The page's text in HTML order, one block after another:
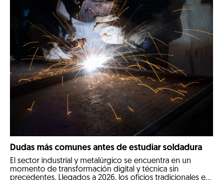
Dudas más comunes antes de estudiar soldadura
El sector industrial y metalúrgico se encuentra en un
momento de transformación digital y técnica sin
precedentes. Llegados a 2026, los oficios tradicionales e